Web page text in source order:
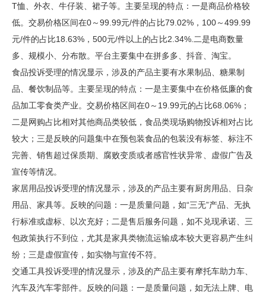
T恤、外衣、牛仔装、裙子等。主要呈现的特点：一是商品价格较
低。交易价格区间在0～99.99元/件的占比79.02%，100～499.99
元/件的占比18.63%，500元/件以上的占比2.34%.二是电商数量
多、规模小、分布散。平台主要集中在拼多多、抖音、淘宝。
食品投诉受理的情况显示，涉及的产品主要有水果制品、糖果制
品、餐饮制品等。主要呈现的特点：一是主要集中在价格低廉的食
品加工零食类产业。交易价格区间在0～19.99元的占比68.06%；
二是网购占比相对其他商品类较低，食品类现场购物投诉相对占比
较大；三是反映的问题集中在预包装食品的包装没有标签、标注不
完善、销售超过保质期、腐败变质或者感官性状异常、虚假广告及
宣传等情况。
家居用品投诉受理的情况显示，涉及的产品主要有厨房用品、日杂
用品、家具等。反映的问题：一是质量问题，如“三无”产品、无执
行标准或虚标、以次充好；二是售后服务问题，如不兑现承诺、三
包政策执行不到位，尤其是家具类物流运输成本较大更容易产生纠
纷；三是虚假宣传，如实物与宣传不符。
交通工具投诉受理的情况显示，涉及的产品主要有摩托车助力车、
汽车及汽车零部件。反映的问题：一是质量问题，如无法上牌、电